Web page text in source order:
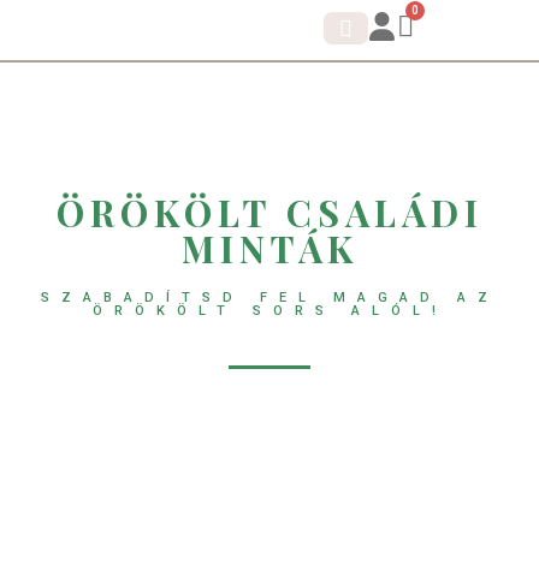
0
ÖRÖKÖLT CSALÁDI
MINTÁK
SZABADÍTSD FEL MAGAD AZ
ÖRÖKÖLT SORS ALÓL!